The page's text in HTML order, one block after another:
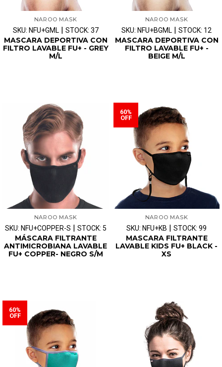
NAROO MASK
SKU: NFU+GML| STOCK: 37
MASCARA DEPORTIVA CON
FILTRO LAVABLE FU+ - GREY
M/L
NAROO MASK
SKU: NFU+BGML | STOCK: 12
MASCARA DEPORTIVA CON
FILTRO LAVABLE FU+ -
BEIGE M/L
NAROO MASK
SKU: NFU+COPPER-S | STOCK: 5
MÁSCARA FILTRANTE
ANTIMICROBIANA LAVABLE
FU+ COPPER- NEGRO S/M
60%
OFF
NAROO MASK
SKU: NFU+KB | STOCK: 99
MASCARA FILTRANTE
LAVABLE KIDS FU+ BLACK -
XS
60%
OFF